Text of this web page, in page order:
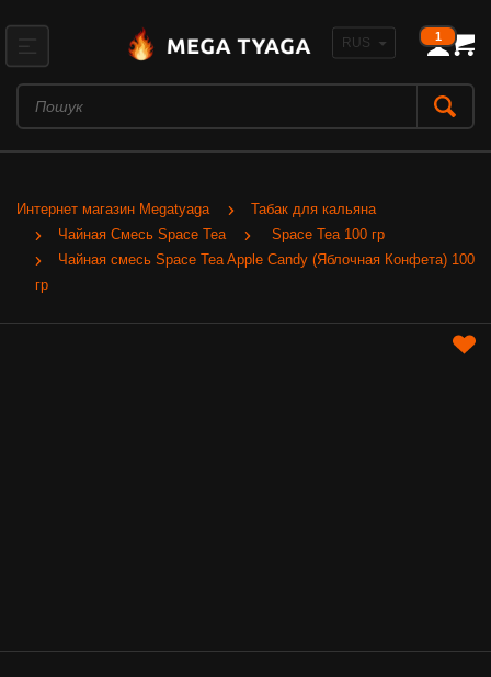
1
Интернет магазин Megatyaga
Табак для кальяна
Чайная Смесь Space Tea
Space Tea 100 гр
Чайная смесь Space Tea Apple Candy (Яблочная Конфета) 100
гр